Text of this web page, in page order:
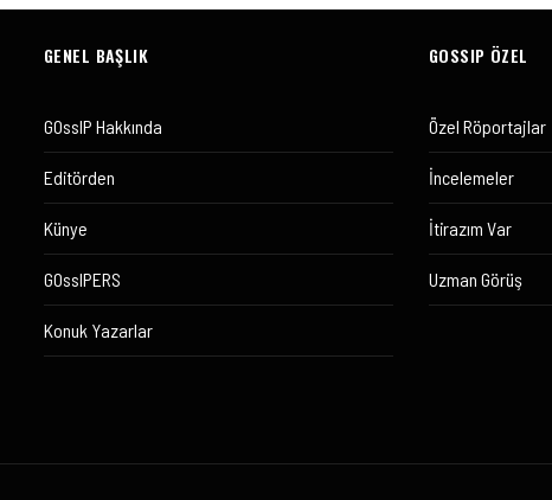
GENEL BAŞLIK
GOssIP Hakkında
Editörden
Künye
GOssIPERS
Konuk Yazarlar
GOSSIP ÖZEL
Özel Röportajlar
İncelemeler
İtirazım Var
Uzman Görüş